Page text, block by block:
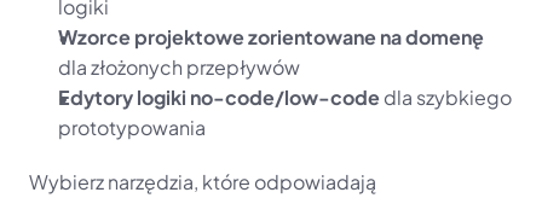
logiki
Wzorce projektowe zorientowane na domenę
dla złożonych przepływów
Edytory logiki no-code/low-code dla szybkiego
prototypowania
Wybierz narzędzia, które odpowiadają